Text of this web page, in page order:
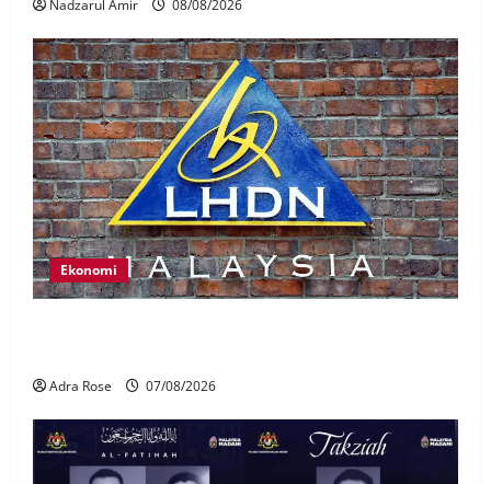
Nadzarul Amir 08/08/2026
Ekonomi
Adra Rose 07/08/2026